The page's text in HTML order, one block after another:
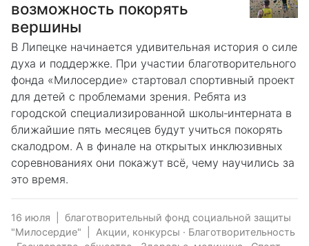
возможность покорять
вершины
В Липецке начинается удивительная история о силе
духа и поддержке. При участии благотворительного
фонда «Милосердие» стартовал спортивный проект
для детей с проблемами зрения. Ребята из
городской специализированной школы‑интерната в
ближайшие пять месяцев будут учиться покорять
скалодром. А в финале на открытых инклюзивных
соревнованиях они покажут всё, чему научились за
это время.
16 июля
благотворительный фонд социальной защиты
"Милосердие"
Акции, конкурсы · Благотворительность